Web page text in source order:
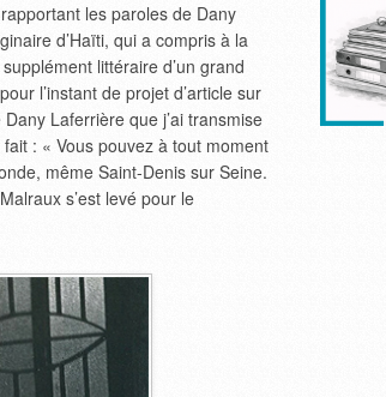
les paroles de Dany
d’Haïti, qui a compris à la
littéraire d’un grand
l’instant de projet d’article sur
Laferrière que j’ai transmise
: « Vous pouvez à tout moment
même Saint-Denis sur Seine.
s’est levé pour le